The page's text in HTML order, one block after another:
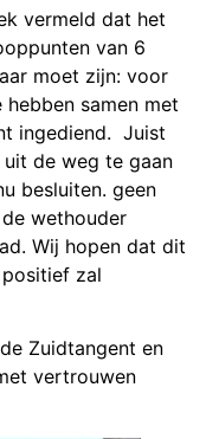
vermeld dat het
van 6
moet zijn: voor
samen met
ingediend. Juist
de weg te gaan
besluiten. geen
wethouder
Wij hopen dat dit
zal
Zuidtangent en
vertrouwen